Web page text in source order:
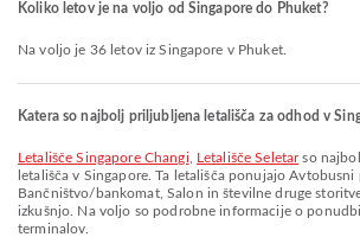
Koliko letov je na voljo od Singapore do Phuket?
Na voljo je 36 letov iz Singapore v Phuket.
Katera so najbolj priljubljena letališča za odhod v
Letališče Singapore Changi Letališče Seletarso
letališča v Singapore. Ta letališča ponujajo Avtobusni
Bančništvo/bankomat, Salon in številne druge
izkušnjo. Na voljo so podrobne informacije o
terminalov.